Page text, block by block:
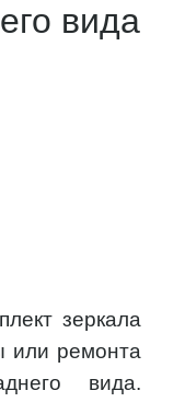
вида
зеркала
или ремонта
вида.